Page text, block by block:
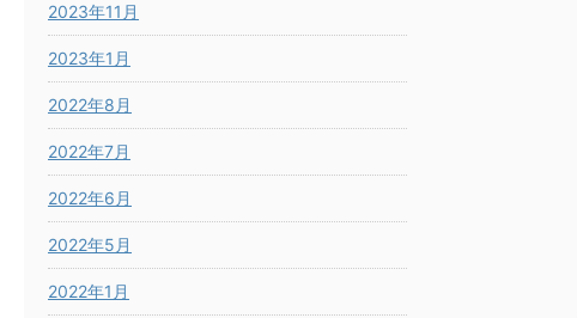
2023年11月
2023年1月
2022年8月
2022年7月
2022年6月
2022年5月
2022年1月